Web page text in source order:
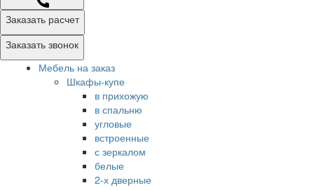
Заказать расчет
Заказать звонок
Мебель на заказ
Шкафы-купе
в прихожую
в спальню
угловые
встроенные
с зеркалом
белые
2-х дверные